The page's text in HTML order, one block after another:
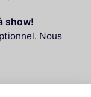
show!
Nous